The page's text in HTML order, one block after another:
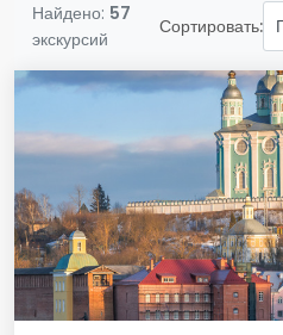
Найдено: 57
экскурсий
Сортировать: